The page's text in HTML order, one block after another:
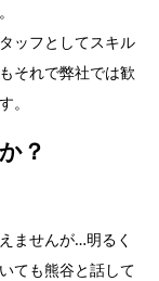
ッフとしてスキル
それで弊社では歓
。
？
ませんが…明るく
ても熊谷と話して